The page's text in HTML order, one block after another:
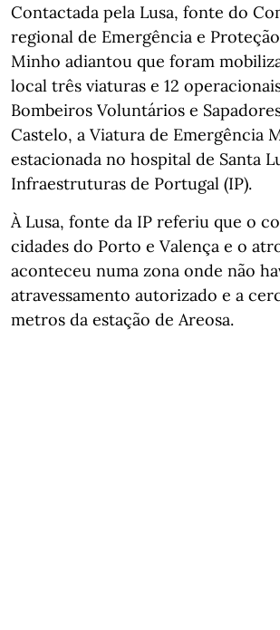
Contactada pela Lusa, fonte do
regional de Emergência e
Minho adiantou que foram
local três viaturas e 12
Bombeiros Voluntários e
Castelo, a Viatura de Emergência
estacionada no hospital de Santa
Infraestruturas de Portugal (IP).
À Lusa, fonte da IP referiu que o
cidades do Porto e Valença e o
aconteceu numa zona onde não
atravessamento autorizado e a
metros da estação de Areosa.